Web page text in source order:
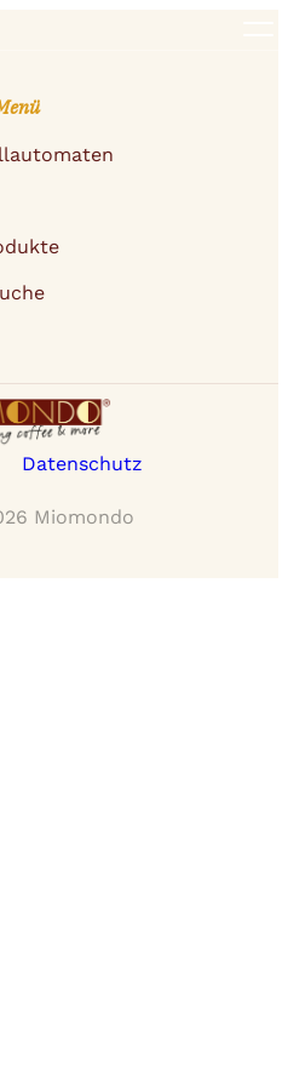
Miomondo
Datenschutz